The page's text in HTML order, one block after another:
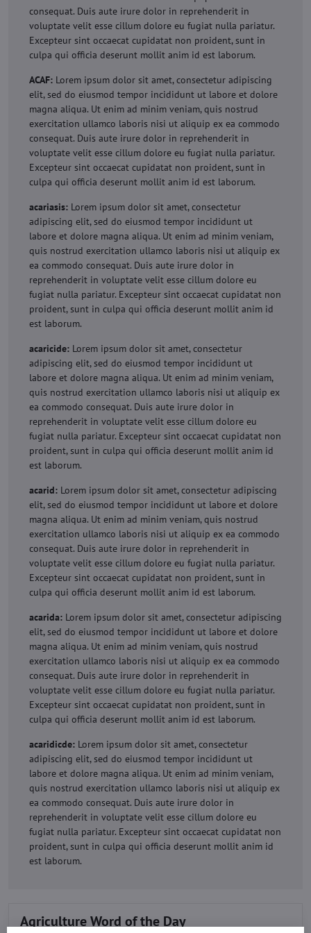
consequat. Duis aute irure dolor in reprehenderit in
voluptate velit esse cillum dolore eu fugiat nulla pariatur.
Excepteur sint occaecat cupidatat non proident, sunt in
culpa qui officia deserunt mollit anim id est laborum.
ACAF: Lorem ipsum dolor sit amet, consectetur adipiscing
elit, sed do eiusmod tempor incididunt ut labore et dolore
magna aliqua. Ut enim ad minim veniam, quis nostrud
exercitation ullamco laboris nisi ut aliquip ex ea commodo
consequat. Duis aute irure dolor in reprehenderit in
voluptate velit esse cillum dolore eu fugiat nulla pariatur.
Excepteur sint occaecat cupidatat non proident, sunt in
culpa qui officia deserunt mollit anim id est laborum.
acariasis: Lorem ipsum dolor sit amet, consectetur
adipiscing elit, sed do eiusmod tempor incididunt ut
labore et dolore magna aliqua. Ut enim ad minim veniam,
quis nostrud exercitation ullamco laboris nisi ut aliquip ex
ea commodo consequat. Duis aute irure dolor in
reprehenderit in voluptate velit esse cillum dolore eu
fugiat nulla pariatur. Excepteur sint occaecat cupidatat non
proident, sunt in culpa qui officia deserunt mollit anim id
est laborum.
acaricide: Lorem ipsum dolor sit amet, consectetur
adipiscing elit, sed do eiusmod tempor incididunt ut
labore et dolore magna aliqua. Ut enim ad minim veniam,
quis nostrud exercitation ullamco laboris nisi ut aliquip ex
ea commodo consequat. Duis aute irure dolor in
reprehenderit in voluptate velit esse cillum dolore eu
fugiat nulla pariatur. Excepteur sint occaecat cupidatat non
proident, sunt in culpa qui officia deserunt mollit anim id
est laborum.
acarid: Lorem ipsum dolor sit amet, consectetur adipiscing
elit, sed do eiusmod tempor incididunt ut labore et dolore
magna aliqua. Ut enim ad minim veniam, quis nostrud
exercitation ullamco laboris nisi ut aliquip ex ea commodo
consequat. Duis aute irure dolor in reprehenderit in
voluptate velit esse cillum dolore eu fugiat nulla pariatur.
Excepteur sint occaecat cupidatat non proident, sunt in
culpa qui officia deserunt mollit anim id est laborum.
acarida: Lorem ipsum dolor sit amet, consectetur adipiscing
elit, sed do eiusmod tempor incididunt ut labore et dolore
magna aliqua. Ut enim ad minim veniam, quis nostrud
exercitation ullamco laboris nisi ut aliquip ex ea commodo
consequat. Duis aute irure dolor in reprehenderit in
voluptate velit esse cillum dolore eu fugiat nulla pariatur.
Excepteur sint occaecat cupidatat non proident, sunt in
culpa qui officia deserunt mollit anim id est laborum.
acaridicde: Lorem ipsum dolor sit amet, consectetur
adipiscing elit, sed do eiusmod tempor incididunt ut
labore et dolore magna aliqua. Ut enim ad minim veniam,
quis nostrud exercitation ullamco laboris nisi ut aliquip ex
ea commodo consequat. Duis aute irure dolor in
reprehenderit in voluptate velit esse cillum dolore eu
fugiat nulla pariatur. Excepteur sint occaecat cupidatat non
proident, sunt in culpa qui officia deserunt mollit anim id
est laborum.
Agriculture Word of the Day